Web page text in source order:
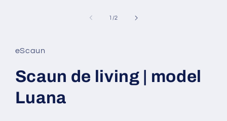
fereastră
modală
1 /din
2
eScaun
Scaun de living | model
Luana